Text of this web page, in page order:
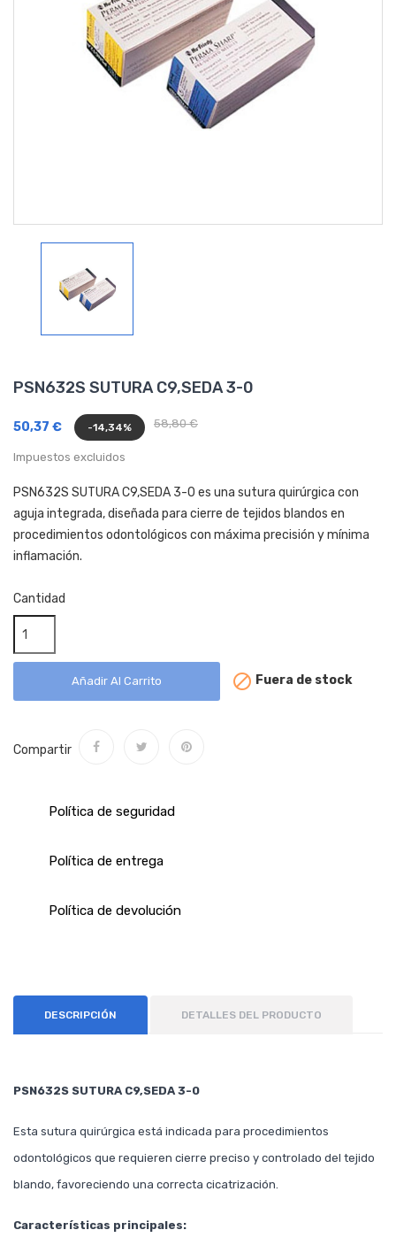
PSN632S SUTURA C9,SEDA 3-0
58,80 €
50,37 € -14,34%
Impuestos excluidos
PSN632S SUTURA C9,SEDA 3-0 es una sutura quirúrgica con
aguja integrada, diseñada para cierre de tejidos blandos en
procedimientos odontológicos con máxima precisión y mínima
inflamación.
Cantidad
Añadir Al Carrito  Fuera de stock
Compartir
Política de seguridad
Política de entrega
Política de devolución
DESCRIPCIÓN DETALLES DEL PRODUCTO
PSN632S SUTURA C9,SEDA 3-0
Esta sutura quirúrgica está indicada para procedimientos
odontológicos que requieren cierre preciso y controlado del tejido
blando, favoreciendo una correcta cicatrización.
Características principales: